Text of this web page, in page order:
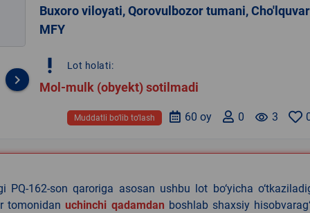
keyboard_arrow_right
Buxoro viloyati, Qorovulbozor tumani, Cho'lquvar
MFY
priority_high Lot holati:
Mol-mulk (obyekt) sotilmadi
remove_red_eye 3
0
60 oy
Muddatli bo‘lib to‘lash
PQ-162-son qaroriga asosan ushbu lot bo‘yicha
tomonidanuchinchi qadamdan boshlab shaxsiy